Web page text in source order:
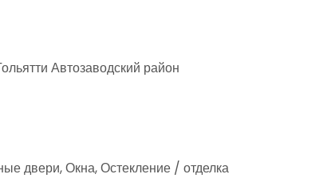
Автозаводский район
двери, Окна, Остекление / отделка